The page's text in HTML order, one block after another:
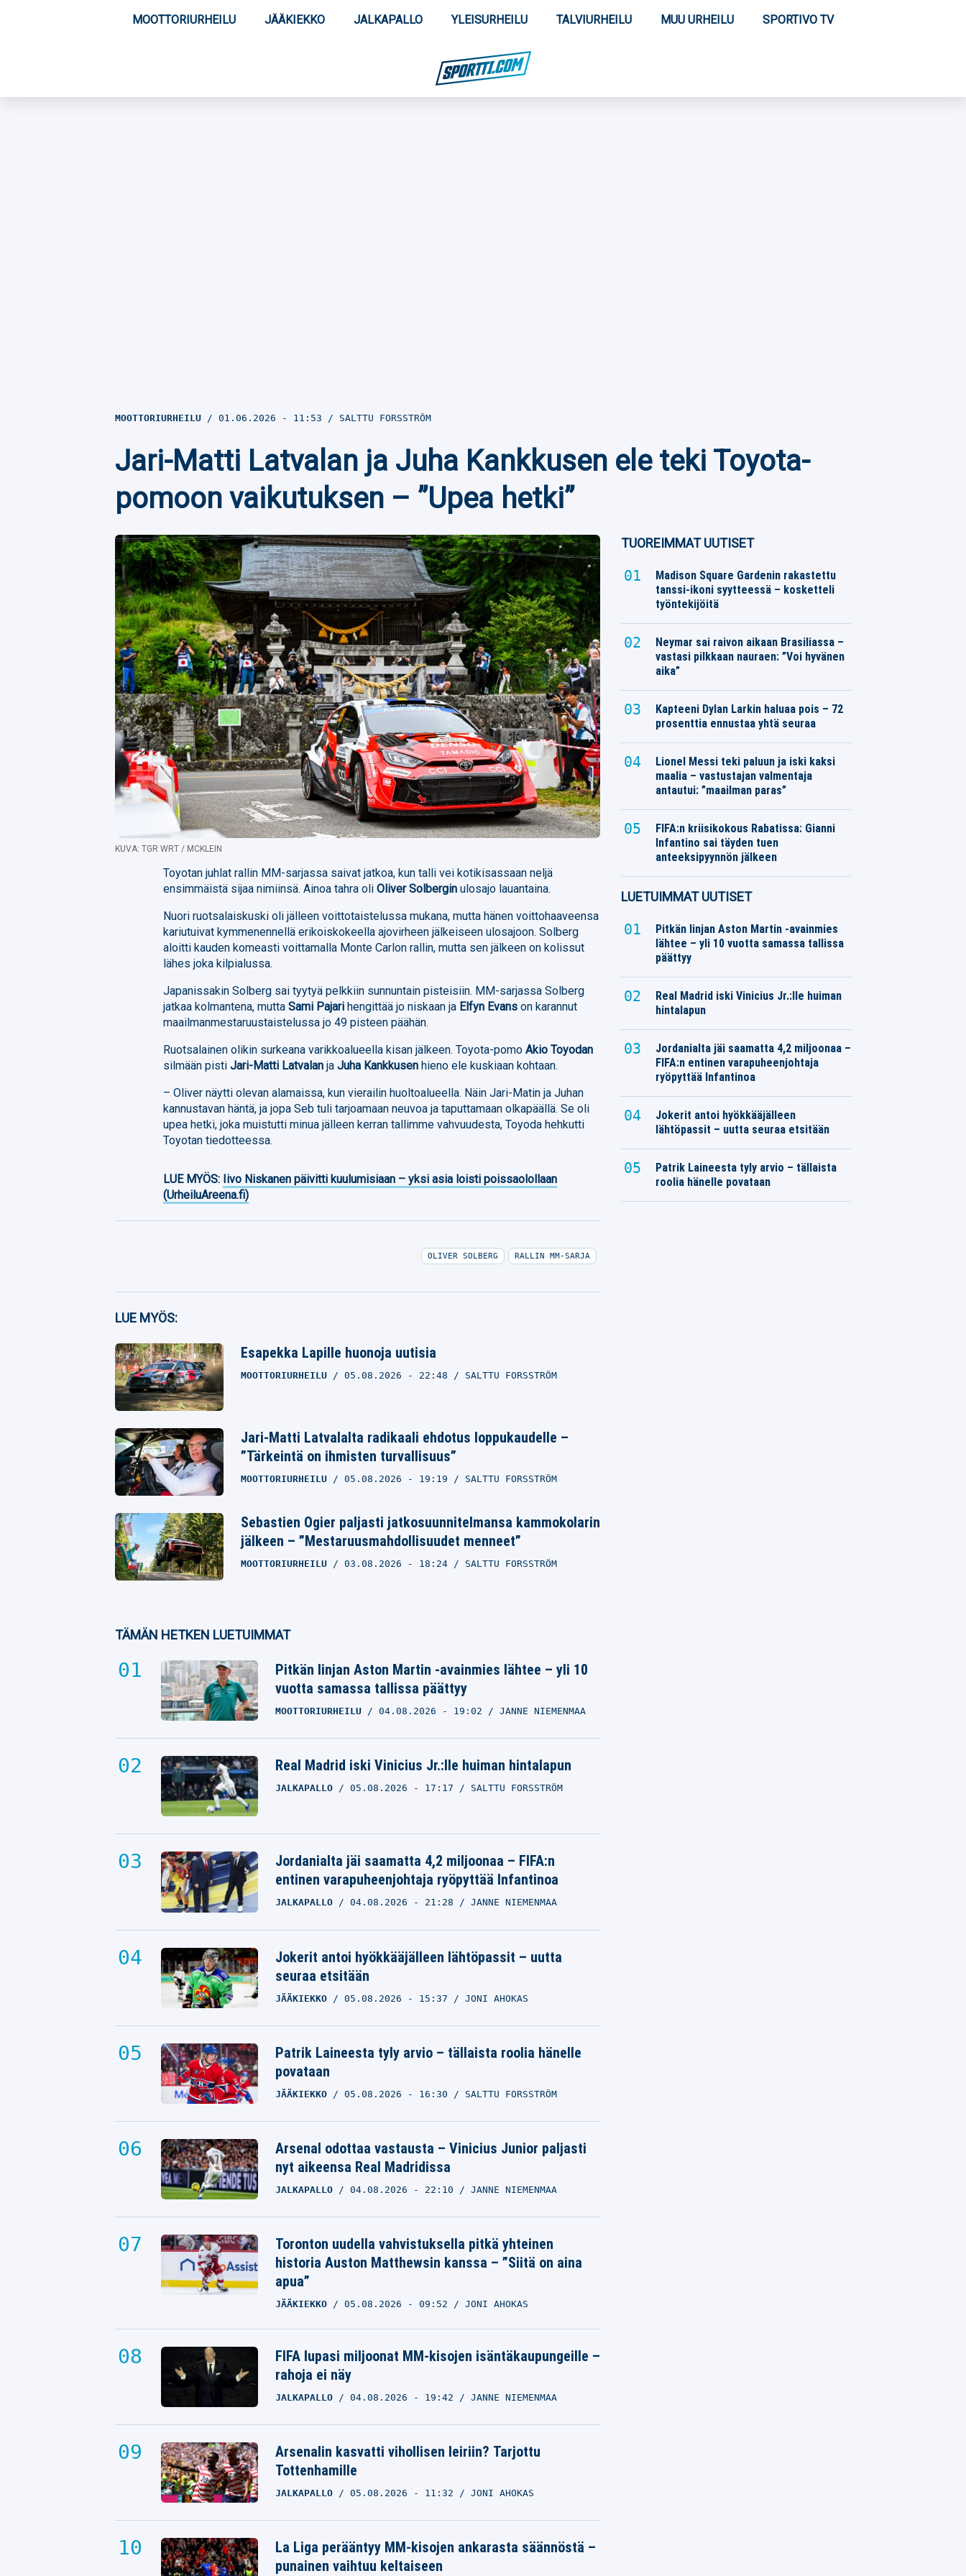
MOOTTORIURHEILU JÄÄKIEKKO JALKAPALLO YLEISURHEILU TALVIURHEILU MUU URHEILU SPORTIVO TV
MOOTTORIURHEILU 01.06.2026 - 11:53 SALTTU FORSSTRÖM
Jari-Matti Latvalan ja Juha Kankkusen ele teki Toyota-
pomoon vaikutuksen – ”Upea hetki”
KUVA: TGR WRT / MCKLEIN
Toyotan juhlat rallin MM-sarjassa saivat jatkoa, kun talli vei kotikisassaan neljä
ensimmäistä sijaa nimiinsä. Ainoa tahra oliOliver Solbergin ulosajo lauantaina.
Nuori ruotsalaiskuski oli jälleen voittotaistelussa mukana, mutta hänen voittohaaveensa
kariutuivat kymmenennellä erikoiskokeella ajovirheen jälkeiseen ulosajoon. Solberg
aloitti kauden komeasti voittamalla Monte Carlon rallin, mutta sen jälkeen on kolissut
lähes joka kilpialussa.
Japanissakin Solberg sai tyytyä pelkkiin sunnuntain pisteisiin. MM-sarjassa Solberg
jatkaa kolmantena, muttaSami Pajari hengittää jo niskaan ja Elfyn Evans on karannut
maailmanmestaruustaistelussa jo 49 pisteen päähän.
Ruotsalainen olikin surkeana varikkoalueella kisan jälkeen. Toyota-pomoAkio Toyodan
silmään pistiJari-Matti Latvalan jaJuha Kankkusen hieno ele kuskiaan kohtaan.
– Oliver näytti olevan alamaissa, kun vierailin huoltoalueella. Näin Jari-Matin ja Juhan
kannustavan häntä, ja jopa Seb tuli tarjoamaan neuvoa ja taputtamaan olkapäällä. Se oli
upea hetki, joka muistutti minua jälleen kerran tallimme vahvuudesta, Toyoda hehkutti
Toyotan tiedotteessa.
LUE MYÖS: Iivo Niskanen päivitti kuulumisiaan – yksi asia loisti poissaolollaan
(UrheiluAreena.fi)
Facebook
Twitter
Whatsapp
OLIVER SOLBERG RALLIN MM-SARJA
LUE MYÖS:
Esapekka Lapille huonoja uutisia
MOOTTORIURHEILU 05.08.2026 - 22:48 SALTTU FORSSTRÖM
Jari-Matti Latvalalta radikaali ehdotus loppukaudelle –
”Tärkeintä on ihmisten turvallisuus”
MOOTTORIURHEILU 05.08.2026 - 19:19 SALTTU FORSSTRÖM
Sebastien Ogier paljasti jatkosuunnitelmansa kammokolarin
jälkeen – ”Mestaruusmahdollisuudet menneet”
MOOTTORIURHEILU 03.08.2026 - 18:24 SALTTU FORSSTRÖM
TÄMÄN HETKEN LUETUIMMAT
Pitkän linjan Aston Martin -avainmies lähtee – yli 10
vuotta samassa tallissa päättyy
MOOTTORIURHEILU 04.08.2026 - 19:02 JANNE NIEMENMAA
Real Madrid iski Vinicius Jr.:lle huiman hintalapun
JALKAPALLO 05.08.2026 - 17:17 SALTTU FORSSTRÖM
Jordanialta jäi saamatta 4,2 miljoonaa – FIFA:n
entinen varapuheenjohtaja ryöpyttää Infantinoa
JALKAPALLO 04.08.2026 - 21:28 JANNE NIEMENMAA
Jokerit antoi hyökkääjälleen lähtöpassit – uutta
seuraa etsitään
JÄÄKIEKKO 05.08.2026 - 15:37 JONI AHOKAS
Patrik Laineesta tyly arvio – tällaista roolia hänelle
povataan
JÄÄKIEKKO 05.08.2026 - 16:30 SALTTU FORSSTRÖM
Arsenal odottaa vastausta – Vinicius Junior paljasti
nyt aikeensa Real Madridissa
JALKAPALLO 04.08.2026 - 22:10 JANNE NIEMENMAA
Toronton uudella vahvistuksella pitkä yhteinen
historia Auston Matthewsin kanssa – ”Siitä on aina
apua”
JÄÄKIEKKO 05.08.2026 - 09:52 JONI AHOKAS
FIFA lupasi miljoonat MM-kisojen isäntäkaupungeille –
rahoja ei näy
JALKAPALLO 04.08.2026 - 19:42 JANNE NIEMENMAA
Arsenalin kasvatti vihollisen leiriin? Tarjottu
Tottenhamille
JALKAPALLO 05.08.2026 - 11:32 JONI AHOKAS
La Liga perääntyy MM-kisojen ankarasta säännöstä –
punainen vaihtuu keltaiseen
TUOREIMMAT UUTISET
Madison Square Gardenin rakastettu
tanssi-ikoni syytteessä – kosketteli
työntekijöitä
Neymar sai raivon aikaan Brasiliassa –
vastasi pilkkaan nauraen: ”Voi hyvänen
aika”
Kapteeni Dylan Larkin haluaa pois – 72
prosenttia ennustaa yhtä seuraa
Lionel Messi teki paluun ja iski kaksi
maalia – vastustajan valmentaja
antautui: ”maailman paras”
FIFA:n kriisikokous Rabatissa: Gianni
Infantino sai täyden tuen
anteeksipyynnön jälkeen
LUETUIMMAT UUTISET
Pitkän linjan Aston Martin -avainmies
lähtee – yli 10 vuotta samassa tallissa
päättyy
Real Madrid iski Vinicius Jr.:lle huiman
hintalapun
Jordanialta jäi saamatta 4,2 miljoonaa –
FIFA:n entinen varapuheenjohtaja
ryöpyttää Infantinoa
Jokerit antoi hyökkääjälleen
lähtöpassit – uutta seuraa etsitään
Patrik Laineesta tyly arvio – tällaista
roolia hänelle povataan